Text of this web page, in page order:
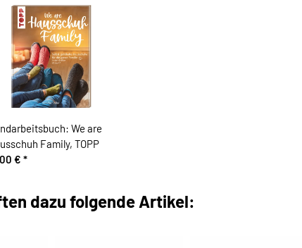
We are
Family, TOPP
€ *
dazu folgende Artikel: